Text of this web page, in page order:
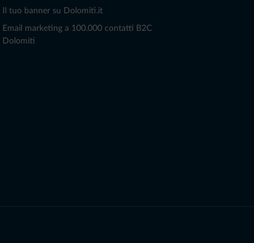
Il tuo banner su Dolomiti.it
Email marketing a 100.000 contatti B2C
Dolomiti